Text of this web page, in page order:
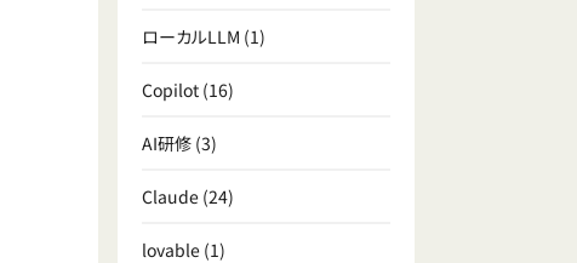
ローカルLLM (1)
Copilot (16)
AI研修 (3)
Claude (24)
lovable (1)